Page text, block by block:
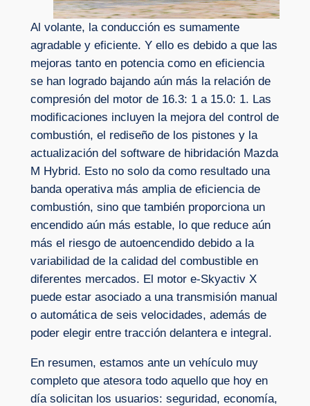
Al volante, la conducción es sumamente
agradable y eficiente. Y ello es debido a que las
mejoras tanto en potencia como en eficiencia
se han logrado bajando aún más la relación de
compresión del motor de 16.3: 1 a 15.0: 1. Las
modificaciones incluyen la mejora del control de
combustión, el rediseño de los pistones y la
actualización del software de hibridación Mazda
M Hybrid. Esto no solo da como resultado una
banda operativa más amplia de eficiencia de
combustión, sino que también proporciona un
encendido aún más estable, lo que reduce aún
más el riesgo de autoencendido debido a la
variabilidad de la calidad del combustible en
diferentes mercados. El motor e-Skyactiv X
puede estar asociado a una transmisión manual
o automática de seis velocidades, además de
poder elegir entre tracción delantera e integral.
En resumen, estamos ante un vehículo muy
completo que atesora todo aquello que hoy en
día solicitan los usuarios: seguridad, economía,